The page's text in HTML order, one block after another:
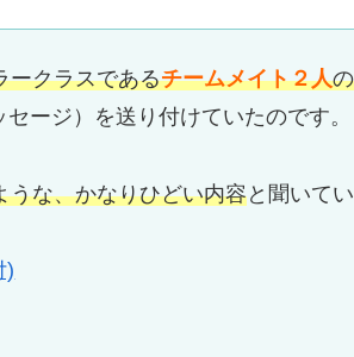
ークラスであるチームメイト２人
ージ）を送り付けていたのです。
うな、かなりひどい内容と聞いて
)